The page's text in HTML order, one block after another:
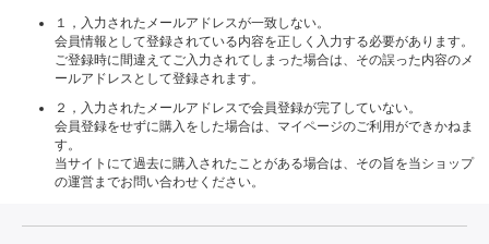
１，入力されたメールアドレスが一致しない。
会員情報として登録されている内容を正しく入力する必要があります。
ご登録時に間違えてご入力されてしまった場合は、その誤った内容のメ
ールアドレスとして登録されます。
２，入力されたメールアドレスで会員登録が完了していない。
会員登録をせずに購入をした場合は、マイページのご利用ができかねま
す。
当サイトにて過去に購入されたことがある場合は、その旨を当ショップ
の運営までお問い合わせください。